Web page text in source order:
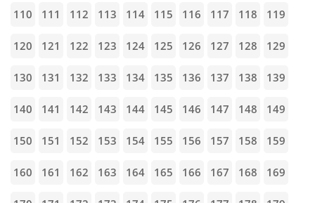
110 111 112 113 114 115 116 117 118 119
120 121 122 123 124 125 126 127 128 129
130 131 132 133 134 135 136 137 138 139
140 141 142 143 144 145 146 147 148 149
150 151 152 153 154 155 156 157 158 159
160 161 162 163 164 165 166 167 168 169